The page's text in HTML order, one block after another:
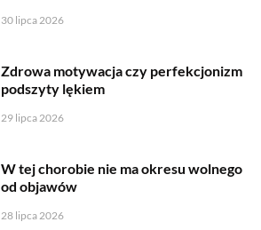
30 lipca 2026
Zdrowa motywacja czy perfekcjonizm
podszyty lękiem
29 lipca 2026
W tej chorobie nie ma okresu wolnego
od objawów
28 lipca 2026